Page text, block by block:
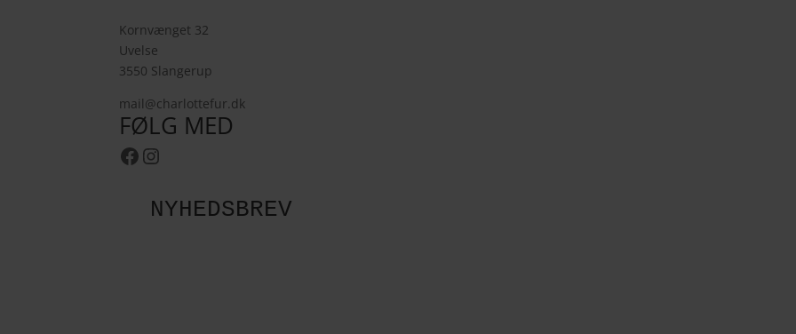
Kornvænget 32
Uvelse
3550 Slangerup
mail@charlottefur.dk
FØLG MED
Facebook
Instagram
NYHEDSBREV